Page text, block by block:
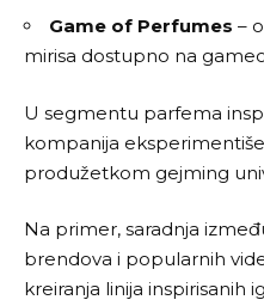
Game of Perfumes –
mirisa dostupno na
U segmentu parfema
kompanija
produžetkom gejming
Na primer, saradnja
brendova i popularnih
kreiranja linija inspirisanih